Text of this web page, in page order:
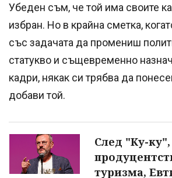
Убеден съм, че той има своите
избран. Но в крайна сметка,
със задачата да промениш
статукво и същевременно
кадри, някак си трябва да
добави той.
След "Ку-
туризма,